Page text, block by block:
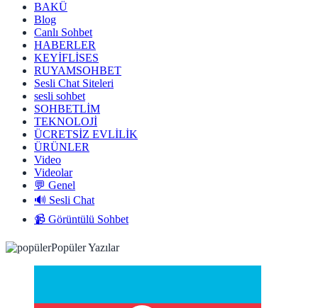
BAKÜ
Blog
Canlı Sohbet
HABERLER
KEYİFLİSES
RUYAMSOHBET
Sesli Chat Siteleri
sesli sohbet
SOHBETLİM
TEKNOLOJİ
ÜCRETSİZ EVLİLİK
ÜRÜNLER
Video
Videolar
💬 Genel
🔊 Sesli Chat
📹 Görüntülü Sohbet
Popüler Yazılar